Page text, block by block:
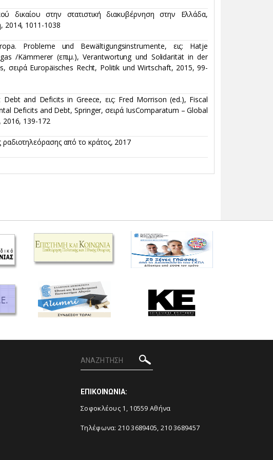
δικαίου στην στατιστική διακυβέρνηση στην Ελλάδα,
2014, 1011-1038
Probleme und Bewältigungsinstrumente, εις: Hatje
/Kämmerer (επιμ.), Verantwortung und Solidarität in der
σειρά Europäisches Recht, Politik und Wirtschaft, 2015, 99-
and Deficits in Greece, εις: Fred Morrison (ed.), Fiscal
Deficits and Debt, Springer, σειρά IusComparatum – Global
2016, 139-172
ραδιοτηλεόρασης από το κράτος, 2017
ΕΠΙΚΟΙΝΩΝΙΑ:
Σοφοκλέους 1, 10559 Αθήνα
Τηλέφωνα: 210 3689405, 210 3689457